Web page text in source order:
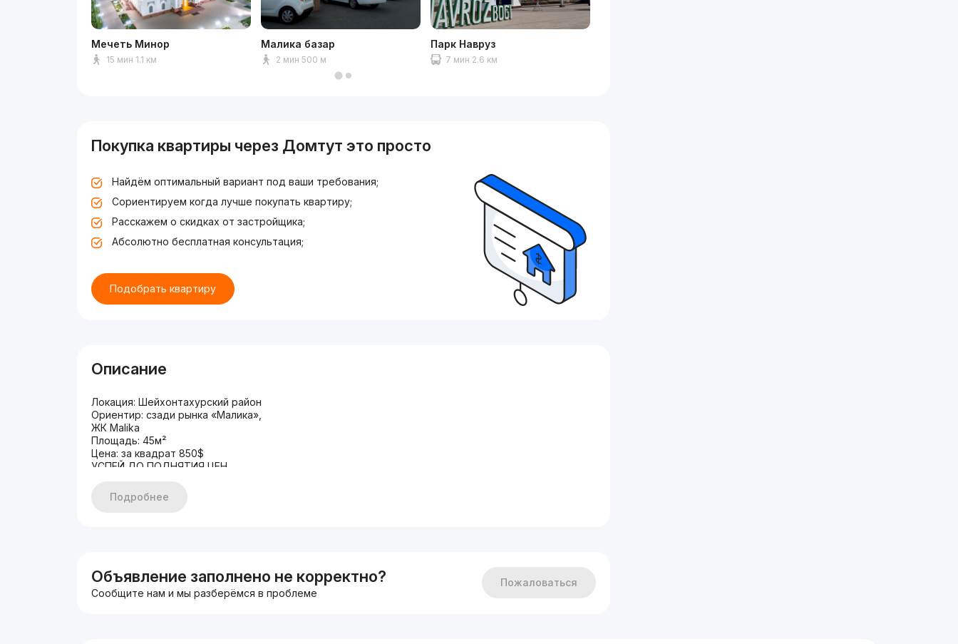
Мечеть Минор
15 мин 1.1 км
Малика базар
2 мин 500 м
Парк Навруз
7 мин 2.6 км
Покупка квартиры через Домтут это просто
Найдём оптимальный вариант под ваши требования;
Сориентируем когда лучше покупать квартиру;
Расскажем о скидках от застройщика;
Абсолютно бесплатная консультация;
Подобрать квартиру
Описание
Локация: Шейхонтахурский район
Ориентир: сзади рынка «Малика»,
ЖК Malika
Площадь: 45м²
Цена: за квадрат 850$
УСПЕЙ ДО ПОДНЯТИЯ ЦЕН.
+998958880738 Левон
Подробнее
Объявление заполнено не корректно?
Сообщите нам и мы разберёмся в проблеме
Пожаловаться